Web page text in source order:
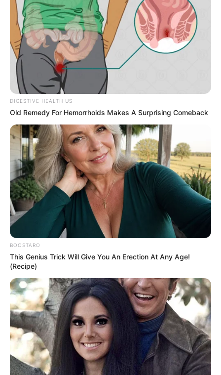
DIGESTIVE HEALTH US
Old Remedy For Hemorrhoids Makes A Surprising Comeback
BOOSTARO
This Genius Trick Will Give You An Erection At Any Age!
(Recipe)